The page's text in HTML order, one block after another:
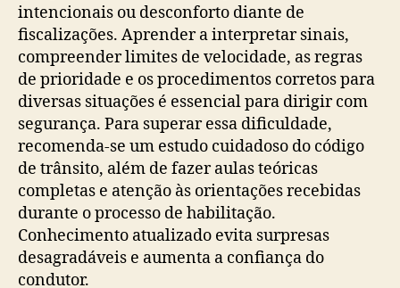
intencionais ou desconforto diante de
fiscalizações. Aprender a interpretar sinais,
compreender limites de velocidade, as regras
de prioridade e os procedimentos corretos para
diversas situações é essencial para dirigir com
segurança. Para superar essa dificuldade,
recomenda-se um estudo cuidadoso do código
de trânsito, além de fazer aulas teóricas
completas e atenção às orientações recebidas
durante o processo de habilitação.
Conhecimento atualizado evita surpresas
desagradáveis e aumenta a confiança do
condutor.